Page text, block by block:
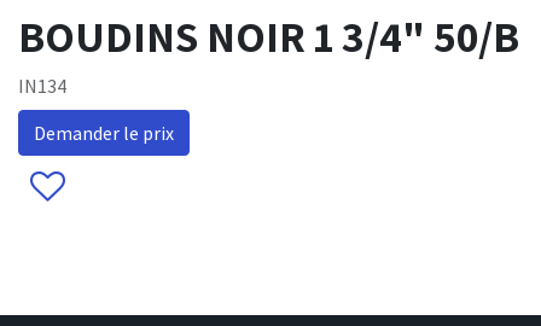
BOUDINS NOIR 1 3/4" 50/B
IN134
Demander le prix